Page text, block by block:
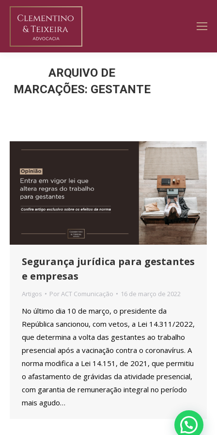
ARQUIVO DE
MARCAÇÕES: GESTANTE
Segurança jurídica para gestantes
e empresas
Artigos PorACT Comunicação 16 de março de 2022
No último dia 10 de março, o presidente da
República sancionou, com vetos, a Lei 14.311/2022,
que determina a volta das gestantes ao trabalho
presencial após a vacinação contra o coronavírus. A
norma modifica a Lei 14.151, de 2021, que permitiu
o afastamento de grávidas da atividade presencial,
com garantia de remuneração integral no período
mais agudo…